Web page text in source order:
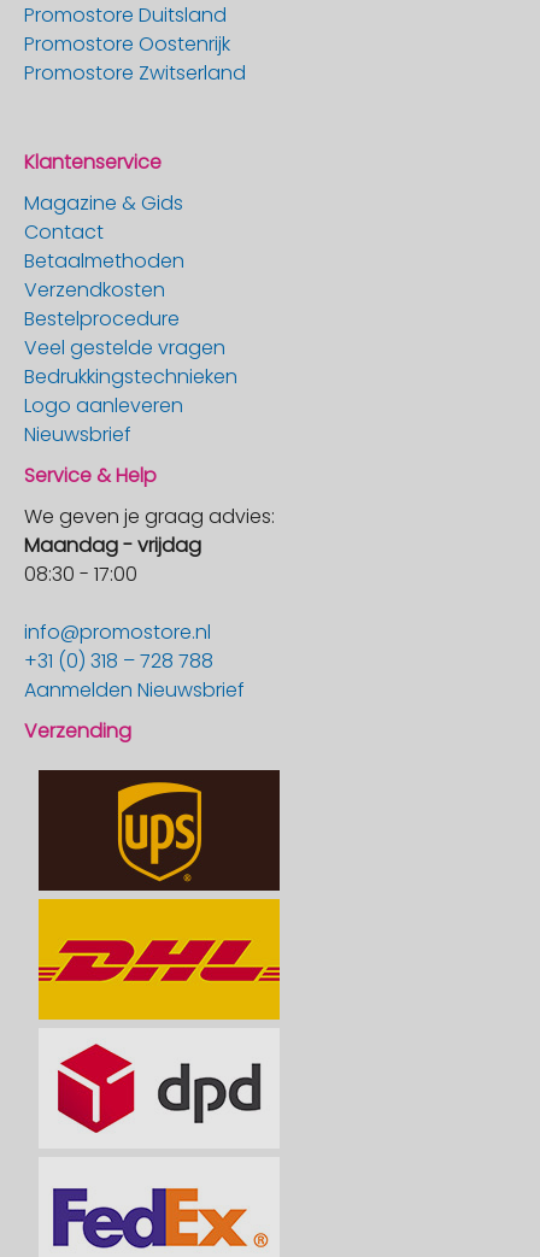
Promostore Duitsland
Promostore Oostenrijk
Promostore Zwitserland
Klantenservice
Magazine & Gids
Contact
Betaalmethoden
Verzendkosten
Bestelprocedure
Veel gestelde vragen
Bedrukkingstechnieken
Logo aanleveren
Nieuwsbrief
Service & Help
We geven je graag advies:
Maandag - vrijdag
08:30 - 17:00
info@promostore.nl
+31 (0) 318 – 728 788
Aanmelden Nieuwsbrief
Verzending